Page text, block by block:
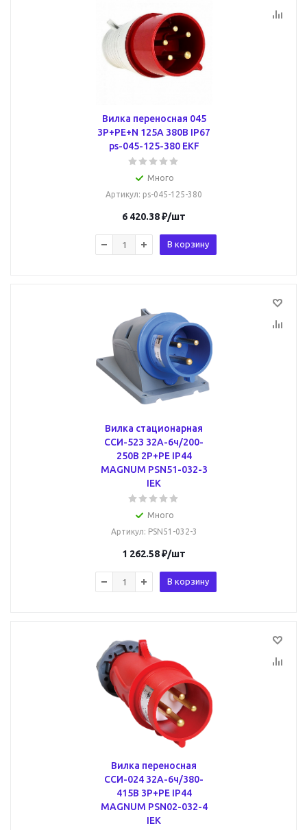
Вилка переносная 045
3Р+РЕ+N 125А 380В IP67
ps-045-125-380 EKF
Много
Артикул: ps-045-125-380
6 420.38₽/шт
В корзину
Вилка стационарная
ССИ-523 32А-6ч/200-
250В 2Р+РЕ IP44
MAGNUM PSN51-032-3
IEK
Много
Артикул: PSN51-032-3
1 262.58₽/шт
В корзину
Вилка переносная
ССИ-024 32А-6ч/380-
415В 3Р+РЕ IP44
MAGNUM PSN02-032-4
IEK